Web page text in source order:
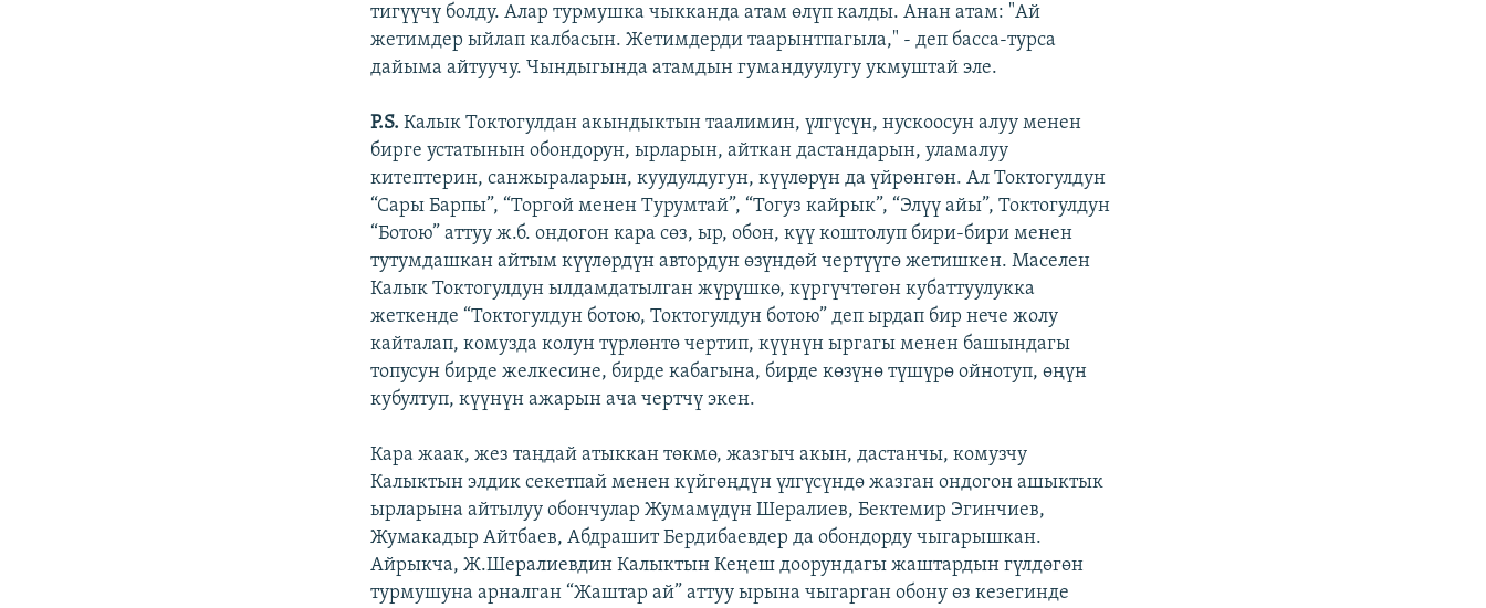
тигүүчү болду. Алар турмушка чыкканда атам өлүп калды. Анан атам: "Ай
жетимдер ыйлап калбасын. Жетимдерди таарынтпагыла," - деп басса-турса
дайыма айтуучу. Чындыгында атамдын гумандуулугу укмуштай эле.
P.S.Калык Токтогулдан акындыктын таалимин, үлгүсүн, нускоосун алуу менен
бирге устатынын обондорун, ырларын, айткан дастандарын, уламалуу
китептерин, санжыраларын, куудулдугун, күүлөрүн да үйрөнгөн. Ал Токтогулдун
“Сары Барпы”, “Торгой менен Турумтай”, “Тогуз кайрык”, “Элүү айы”, Токтогулдун
“Ботою” аттуу ж.б. ондогон кара сөз, ыр, обон, күү коштолуп бири-бири менен
тутумдашкан айтым күүлөрдүн автордун өзүндөй чертүүгө жетишкен. Маселен
Калык Токтогулдун ылдамдатылган жүрүшкө, күргүчтөгөн кубаттуулукка
жеткенде “Токтогулдун ботою, Токтогулдун ботою” деп ырдап бир нече жолу
кайталап, комузда колун түрлөнтө чертип, күүнүн ыргагы менен башындагы
топусун бирде желкесине, бирде кабагына, бирде көзүнө түшүрө ойнотуп, өңүн
кубултуп, күүнүн ажарын ача чертчү экен.
Кара жаак, жез таңдай атыккан төкмө, жазгыч акын, дастанчы, комузчу
Калыктын элдик секетпай менен күйгөңдүн үлгүсүндө жазган ондогон ашыктык
ырларына айтылуу обончулар Жумамүдүн Шералиев, Бектемир Эгинчиев,
Жумакадыр Айтбаев, Абдрашит Бердибаевдер да обондорду чыгарышкан.
Айрыкча, Ж.Шералиевдин Калыктын Кеңеш доорундагы жаштардын гүлдөгөн
турмушуна арналган “Жаштар ай” аттуу ырына чыгарган обону өз кезегинде